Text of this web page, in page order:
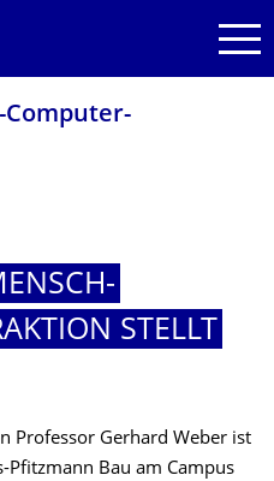
Computer-
STELLT
Professor Gerhard Weber ist
Pfitzmann Bau am Campus